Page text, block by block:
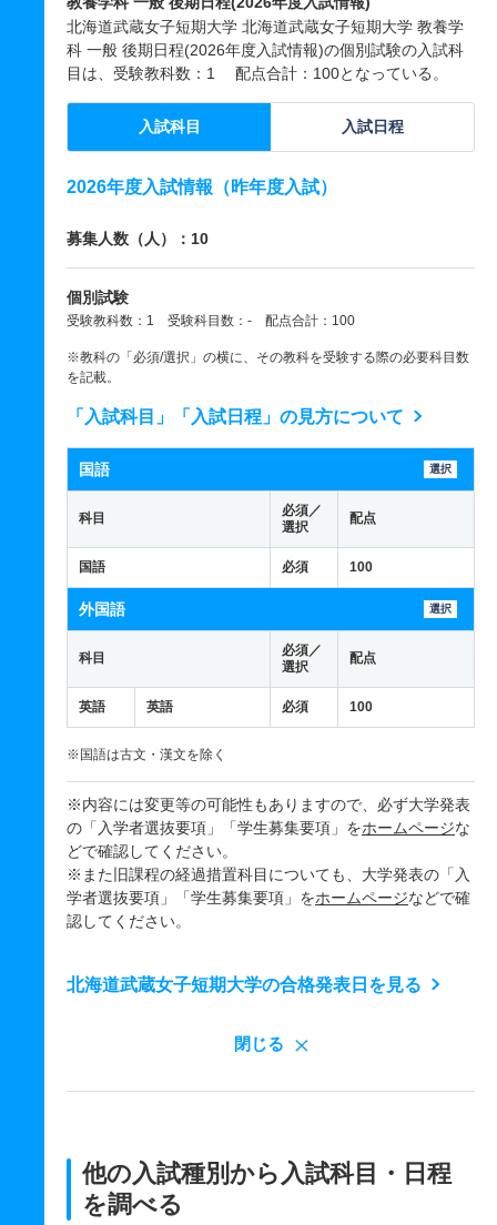
北海道武蔵女子短期大学 北海道武蔵女子短期大学 教養学
科 一般 後期日程(2026年度入試情報)の個別試験の入試科
目は、受験教科数：1 配点合計：100となっている。
入試科目 入試日程
2026年度入試情報（昨年度入試）
募集人数（人）：10
個別試験
受験教科数：1 受験科目数：- 配点合計：100
※教科の「必須/選択」の横に、その教科を受験する際の必要科目数
を記載。
「入試科目」「入試日程」の見方について
国語 選択
科目
必須／
選択
配点
国語 必須 100
外国語 選択
科目
必須／
選択
配点
英語 英語 必須 100
※国語は古文・漢文を除く
※内容には変更等の可能性もありますので、必ず大学発表
の「入学者選抜要項」「学生募集要項」をホームページな
どで確認してください。
※また旧課程の経過措置科目についても、大学発表の「入
学者選抜要項」「学生募集要項」をホームページなどで確
認してください。
北海道武蔵女子短期大学の合格発表日を見る
閉じる
他の入試種別から入試科目・日程
を調べる